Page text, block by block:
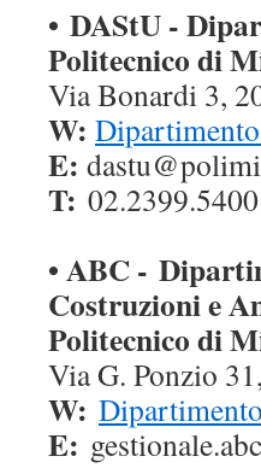
• DAStU -
Politecnico di
Via Bonardi 3,
W:
E:
T: 02.2399.5400
• ABC -
Costruzioni e
Politecnico di
Via G. Ponzio
W:
E: